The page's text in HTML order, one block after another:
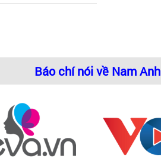
Báo chí nói về Nam Anh